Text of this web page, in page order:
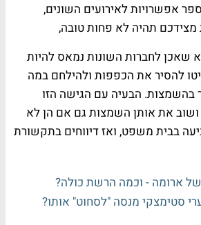
אפשרויות לאירועים השונים,
מצידכם תהיה לא פחות טובה,
שאכן לחברות השונות נמאס להיות
להסיר את הכפפות ולהילחם במה
בהשמצות. הבעיה עם הגישה הזו
את אותן השמצות גם אם הן לא
בבית משפט, ואז דיווחים בתקשורת
ארומה - וכמה הרשת כולה?
סטימצקי מנסה "לסחוט" אותו?